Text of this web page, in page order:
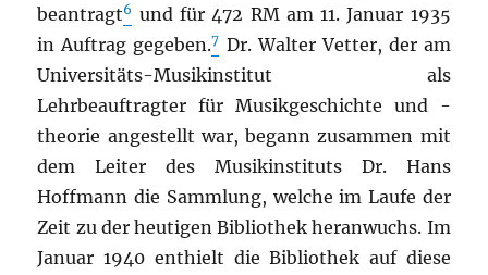
beantragt6 und für 472 RM am 11. Januar 1935
in Auftrag gegeben.7 Dr. Walter Vetter, der am
Universitäts-Musikinstitut als
Lehrbeauftragter für Musikgeschichte und -
theorie angestellt war, begann zusammen mit
dem Leiter des Musikinstituts Dr. Hans
Hoffmann die Sammlung, welche im Laufe der
Zeit zu der heutigen Bibliothek heranwuchs. Im
Januar 1940 enthielt die Bibliothek auf diese